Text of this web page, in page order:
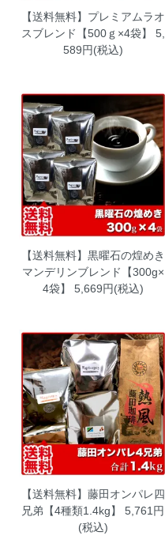
【送料無料】プレミアムラオ
スブレンド【500ｇ×4袋】
5,
589円(税込)
【送料無料】黒曜石の煌めき
マンデリンブレンド【300g×
4袋】
5,669円(税込)
【送料無料】藤田オンパレ四
兄弟【4種類1.4kg】
5,761円
(税込)